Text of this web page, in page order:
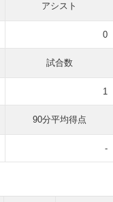
アシスト
0
試合数
1
90分平均得点
-